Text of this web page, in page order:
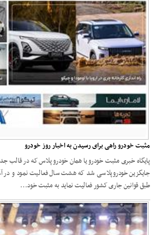
مثبت خودرو راهی برای رسیدن به اخبار روز خودرو
پایگاه خبری مثبت خودرو یا همان خودرو پلاس که در قالب
جایگزین خودروپلاسی شد که هشت سال فعالیت نمود و در
طبق قوانین جاری کشور فعالیت نماید به مثبت خود...